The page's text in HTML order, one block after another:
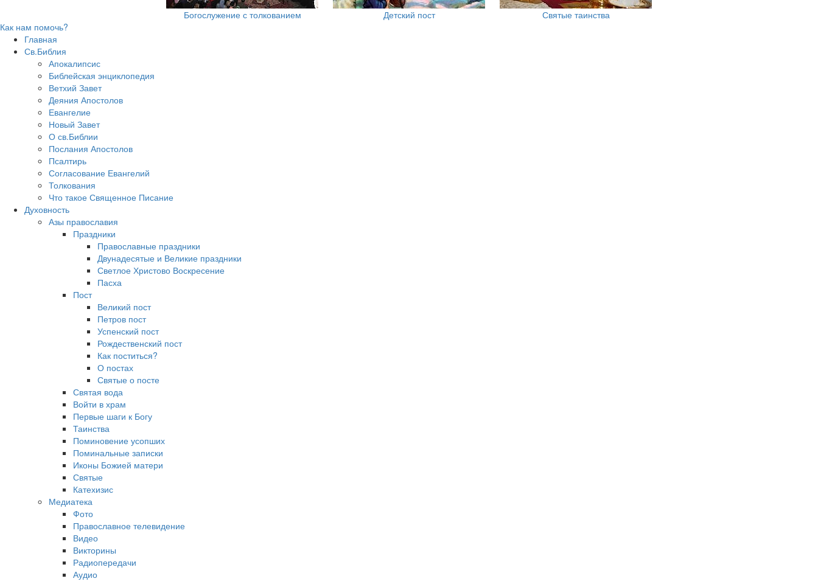
Богослужение с толкованием Детский пост
Святые таинства
Как нам помочь?
Главная
Св.Библия
Апокалипсис
Библейская энциклопедия
Ветхий Завет
Деяния Апостолов
Евангелие
Новый Завет
О св.Библии
Послания Апостолов
Псалтирь
Согласование Евангелий
Толкования
Что такое Священное Писание
Духовность
Азы православия
Праздники
Православные праздники
Двунадесятые и Великие праздники
Светлое Христово Воскресение
Пасха
Пост
Великий пост
Петров пост
Успенский пост
Рождественский пост
Как поститься?
О постах
Святые о посте
Святая вода
Войти в храм
Первые шаги к Богу
Таинства
Поминовение усопших
Поминальные записки
Иконы Божией матери
Святые
Катехизис
Медиатека
Фото
Православное телевидение
Видео
Викторины
Радиопередачи
Аудио